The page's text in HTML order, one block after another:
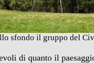
sfondo il gruppo del
di quanto il